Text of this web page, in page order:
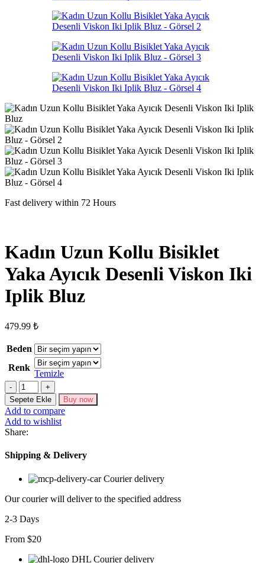
Fast delivery within 72 Hours
Kadın Uzun Kollu Bisiklet
Yaka Ayıcık Desenli Viskon Iki
Iplik Bluz
479.99 ₺
Beden
Renk
Temizle
Kadın
Uzun
Kollu
Bisiklet
Yaka
Ayıcık
Desenli
Viskon
Iplik
adet
Sepete Ekle Buy now
Add to compare
Add to wishlist
Share:
Shipping & Delivery
Courier delivery
Our courier will deliver to the specified address
2-3 Days
From $20
DHL Courier delivery